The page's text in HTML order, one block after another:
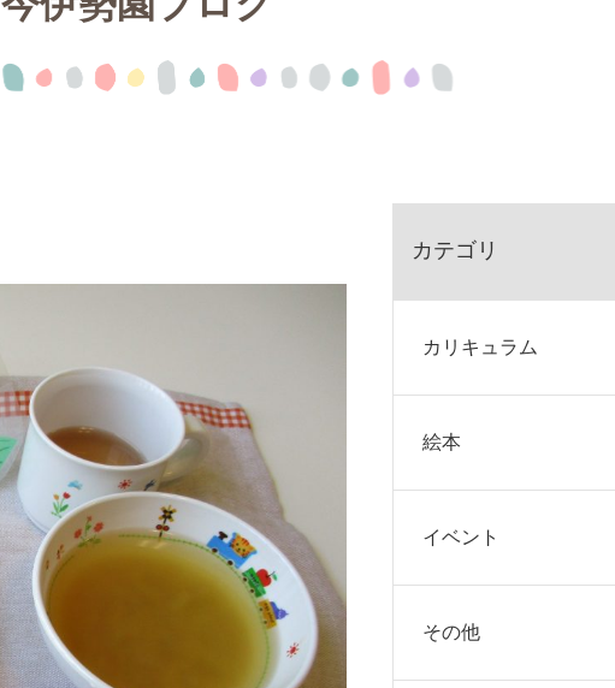
カテゴリ
カリキュラム
絵本
イベント
その他